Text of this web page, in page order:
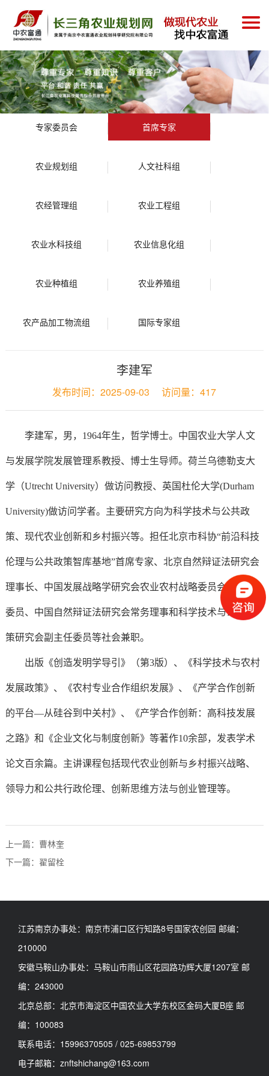
专家委员会 首席专家
农业规划组 人文社科组
农经管理组 农业工程组
农业水科技组 农业信息化组
农业种植组 农业养殖组
农产品加工物流组 国际专家组
李建军
发布时间：2025-09-03 访问量：417
李建军，男，1964年生，哲学博士。中国农业大学人文
与发展学院发展管理系教授、博士生导师。荷兰乌德勒支大
学（Utrecht University）做访问教授、英国杜伦大学(Durham
University)做访问学者。主要研究方向为科学技术与公共政
策、现代农业创新和乡村振兴等。担任北京市科协“前沿科技
伦理与公共政策智库基地”首席专家、北京自然辩证法研究会
理事长、中国发展战略学研究会农业农村战略委员会副主任
委员、中国自然辩证法研究会常务理事和科学技术与公共政
策研究会副主任委员等社会兼职。
出版《创造发明学导引》（第3版）、《科学技术与农村
发展政策》、《农村专业合作组织发展》、《产学合作创新
的平台—从硅谷到中关村》、《产学合作创新：高科技发展
之路》和《企业文化与制度创新》等著作10余部，发表学术
论文百余篇。主讲课程包括现代农业创新与乡村振兴战略、
领导力和公共行政伦理、创新思维方法与创业管理等。
上一篇：曹林奎
下一篇：翟留栓
江苏南京办事处：南京市浦口区行知路8号国家农创园 邮编：
210000
安徽马鞍山办事处：马鞍山市雨山区花园路功辉大厦1207室 邮
编：243000
北京总部：北京市海淀区中国农业大学东校区金码大厦B座 邮
编：100083
联系电话：15996370505 / 025-69853799
电子邮箱：znftshichang@163.com